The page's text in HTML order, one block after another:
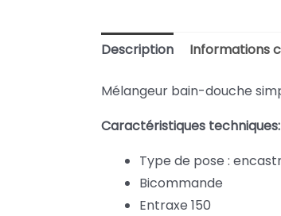
Description Informations
Mélangeur bain-douche
Caractéristiques techniques:
Type de pose :
Bicommande
Entraxe 150